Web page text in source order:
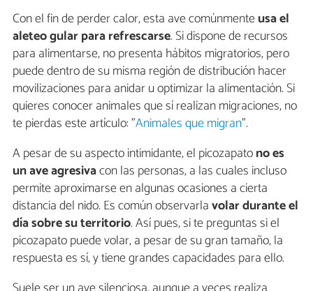
Con el fin de perder calor, esta ave comúnmenteusa el
aleteo gular para refrescarse. Si dispone de recursos
para alimentarse, no presenta hábitos migratorios, pero
puede dentro de su misma región de distribución hacer
movilizaciones para anidar u optimizar la alimentación. Si
quieres conocer animales que sí realizan migraciones, no
te pierdas este artículo: "Animales que migran".
A pesar de su aspecto intimidante, el picozapatono es
un ave agresivacon las personas, a las cuales incluso
permite aproximarse en algunas ocasiones a cierta
distancia del nido. Es común observarlavolar durante el
día sobre su territorio. Así pues, si te preguntas si el
picozapato puede volar, a pesar de su gran tamaño, la
respuesta es sí, y tiene grandes capacidades para ello.